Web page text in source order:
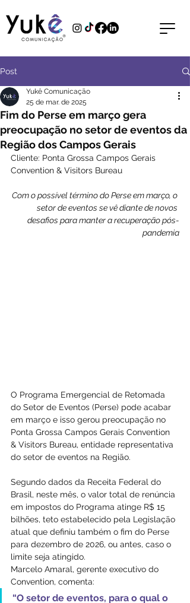
Post
Fim do Perse em março gera
preocupação no setor de eventos da
Região dos Campos Gerais
Yukê Comunicação
25 de mar. de 2025
Cliente: Ponta Grossa Campos Gerais
Convention & Visitors Bureau
Com o possível término do Perse em março, o
setor de eventos se vê diante de novos
desafios para manter a recuperação pós-
pandemia
O Programa Emergencial de Retomada
do Setor de Eventos (Perse) pode acabar
em março e isso gerou preocupação no
Ponta Grossa Campos Gerais Convention
& Visitors Bureau, entidade representativa
do setor de eventos na Região.
Segundo dados da Receita Federal do
Brasil, neste mês, o valor total de renúncia
em impostos do Programa atinge R$ 15
bilhões, teto estabelecido pela Legislação
atual que definiu também o fim do Perse
para dezembro de 2026, ou antes, caso o
limite seja atingido.
Marcelo Amaral, gerente executivo do
Convention, comenta:
“O setor de eventos, para o qual o